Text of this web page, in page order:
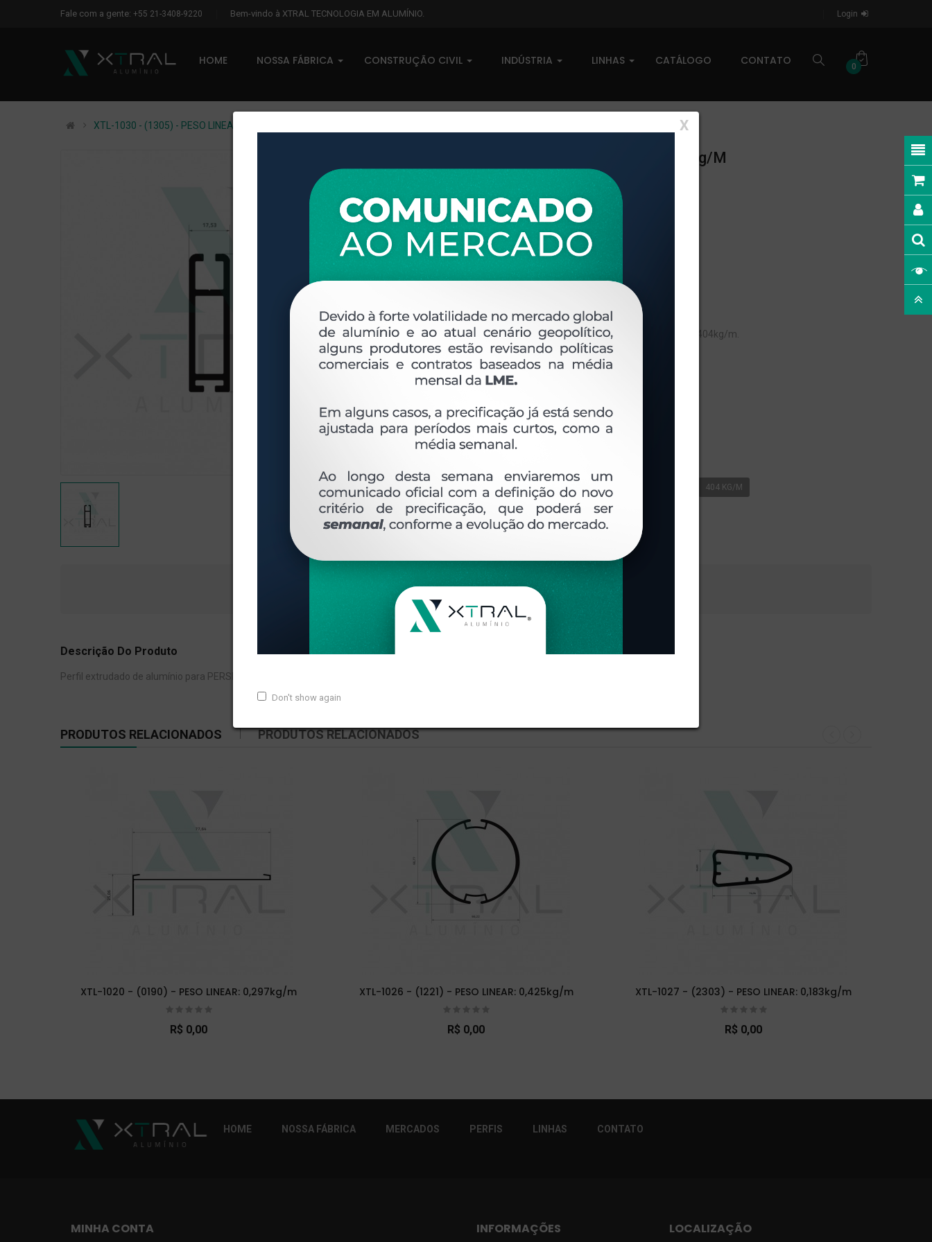
Fale com a gente: +55 21-3408-9220 Bem-vindo à XTRAL TECNOLOGIA EM ALUMÍNIO. Login
HOME NOSSA FÁBRICA CONSTRUÇÃO CIVIL INDÚSTRIA LINHAS CATÁLOGO CONTATO 0
X
Don't show again
XTL-1030 - (1305) - PESO LINEAR: 0,404kg/m
XTL-1030 - (1305) - PESO LINEAR: 0,404kg/m
0 comentários
Disponível sob consulta
Taxas R$ 0,00
Disponibilidade:
Em estoque
OVERVIEW
Perfil extrudado de alumínio para PERSIANA, com peso linear de 0,404kg/m.
Ver perfis relacionados
Etiquetas: 1030 1305 PERSIANA XTL-1030 - PESO LINEAR - 0 404 KG/M
DESCRIÇÃO COMENTÁRIOS (0)
Descrição Do Produto
Perfil extrudado de alumínio para PERSIANA, com peso linear de 0,404kg/m.
PRODUTOS RELACIONADOS PRODUTOS RELACIONADOS
XTL-1020 - (0190) - PESO LINEAR: 0,297kg/m
R$ 0,00
XTL-1026 - (1221) - PESO LINEAR: 0,425kg/m
R$ 0,00
XTL-1027 - (2303) - PESO LINEAR: 0,183kg/m
R$ 0,00
HOME NOSSA FÁBRICA MERCADOS PERFIS LINHAS CONTATO
MINHA CONTA INFORMAÇÕES LOCALIZAÇÃO